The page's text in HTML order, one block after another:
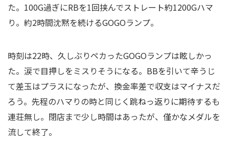
た。100G過ぎにRBを1回挟んでストレート約1200Gハマ
り。約2時間沈黙を続けるGOGOランプ。
時刻は22時、久しぶりペカったGOGOランプは眩しかっ
た。涙で目押しをミスりそうになる。BBを引いて辛うじ
て差玉はプラスになったが、換金率差で収支はマイナスだ
ろう。先程のハマりの時と同じく跳ねっ返りに期待するも
連荘無し。閉店まで少し時間はあったが、僅かなメダルを
流して終了。